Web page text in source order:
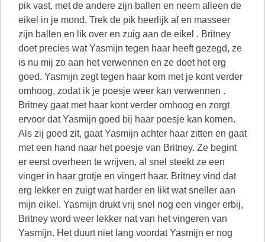
pik vast, met de andere zijn ballen en neem alleen de
eikel in je mond. Trek de pik heerlijk af en masseer
zijn ballen en lik over en zuig aan de eikel . Britney
doet precies wat Yasmijn tegen haar heeft gezegd, ze
is nu mij zo aan het verwennen en ze doet het erg
goed. Yasmijn zegt tegen haar kom met je kont verder
omhoog, zodat ik je poesje weer kan verwennen .
Britney gaat met haar kont verder omhoog en zorgt
ervoor dat Yasmijn goed bij haar poesje kan komen.
Als zij goed zit, gaat Yasmijn achter haar zitten en gaat
met een hand naar het poesje van Britney. Ze begint
er eerst overheen te wrijven, al snel steekt ze een
vinger in haar grotje en vingert haar. Britney vind dat
erg lekker en zuigt wat harder en likt wat sneller aan
mijn eikel. Yasmijn drukt vrij snel nog een vinger erbij,
Britney word weer lekker nat van het vingeren van
Yasmijn. Het duurt niet lang voordat Yasmijn er nog